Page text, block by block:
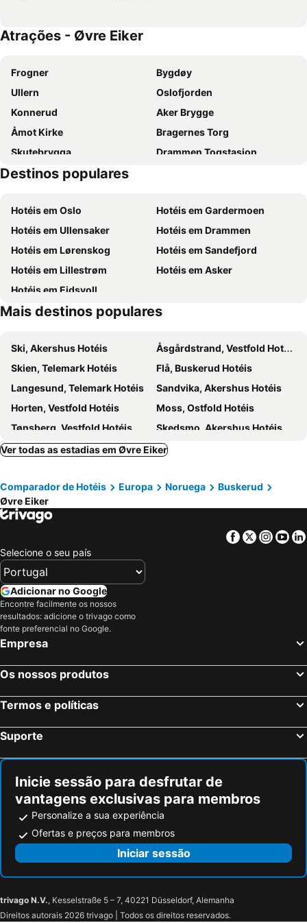
Atrações - Øvre Eiker
Frogner
Bygdøy
Ullern
Oslofjorden
Konnerud
Aker Brygge
Åmot Kirke
Bragernes Torg
Skutebrygga
Drammen Togstasjon
Helleristningene i Skogerveien
Vinterbro Senter
Museu do Folclore Norueguês
Astrup Fearnley Museet for Moderne Kunst
Nobels Fredssenter
Museu dos Barcos Vikings
Oslo Konserthus
World Cup Biathlon
Destinos populares
Hotéis em Oslo
Hotéis em Gardermoen
Hotéis em Ullensaker
Hotéis em Drammen
Hotéis em Lørenskog
Hotéis em Sandefjord
Hotéis em Lillestrøm
Hotéis em Asker
Hotéis em Eidsvoll
Mais destinos populares
Ski, Akershus Hotéis
Åsgårdstrand, Vestfold Hotéis
Skien, Telemark Hotéis
Flå, Buskerud Hotéis
Langesund, Telemark Hotéis
Sandvika, Akershus Hotéis
Horten, Vestfold Hotéis
Moss, Ostfold Hotéis
Tønsberg, Vestfold Hotéis
Skedsmo, Akershus Hotéis
Larvik, Vestfold Hotéis
Nannestad, Akershus Hotéis
Porsgrunn, Telemark Hotéis
Rjukan, Telemark Hotéis
Røyken, Buskerud Hotéis
Holmsbu, Buskerud Hotéis
Hole, Buskerud Hotéis
Flam, Sogn og Fjordane Hotéis
Aurland, Sogn og Fjordane Hotéis
Geilo, Buskerud Hotéis
Gol, Buskerud Hotéis
Fagernes, Oppland Hotéis
Oslo, Oslo Hotéis
Bergen, Hordaland Hotéis
Gardermoen, Akershus Hotéis
Bodø, Nordland Hotéis
Ver todas as estadias em Øvre Eiker
Comparador de Hotéis Europa Noruega
Buskerud
Øvre Eiker
Facebook
Twitter
Selecione o seu país
Adicionar no Google
Encontre facilmente os nossos
resultados: adicione o trivago como
fonte preferencial no Google.
Empresa
Os nossos produtos
Termos e políticas
Suporte
Inicie sessão para desfrutar de
vantagens exclusivas para membros
Personalize a sua experiência
Ofertas e preços para membros
Iniciar sessão
trivago N.V., Kesselstraße 5 – 7, 40221 Düsseldorf, Alemanha
Direitos autorais 2026 trivago | Todos os direitos reservados.